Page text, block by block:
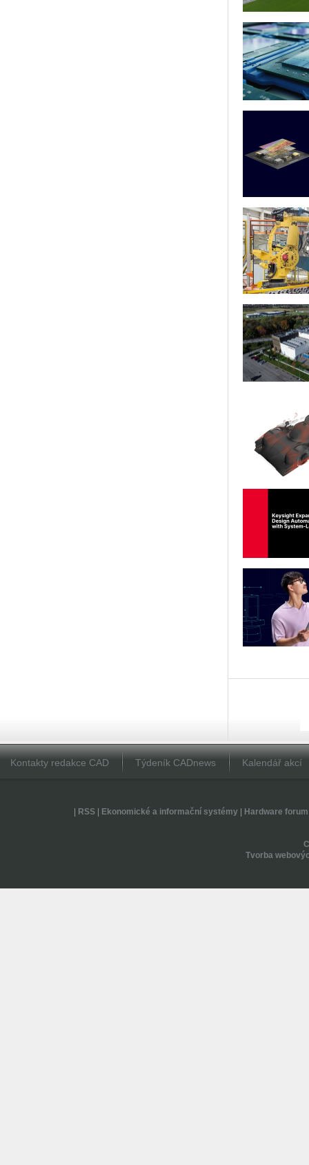
Kontakty redakce CAD Týdeník CADnews Kalendář akcí
RSS| Ekonomické a informační systémy| Hardware forum
Tvorba